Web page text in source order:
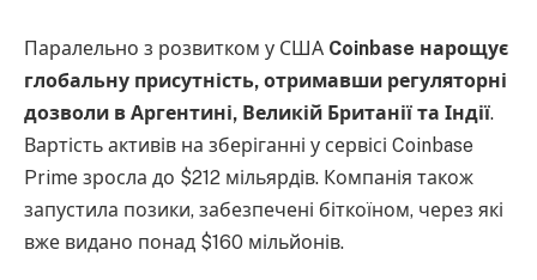
Паралельно з розвитком у США Coinbase нарощує
глобальну присутність, отримавши регуляторні
дозволи в Аргентині, Великій Британії та Індії.
Вартість активів на зберіганні у сервісі Coinbase
Prime зросла до $212 мільярдів. Компанія також
запустила позики, забезпечені біткоїном, через які
вже видано понад $160 мільйонів.